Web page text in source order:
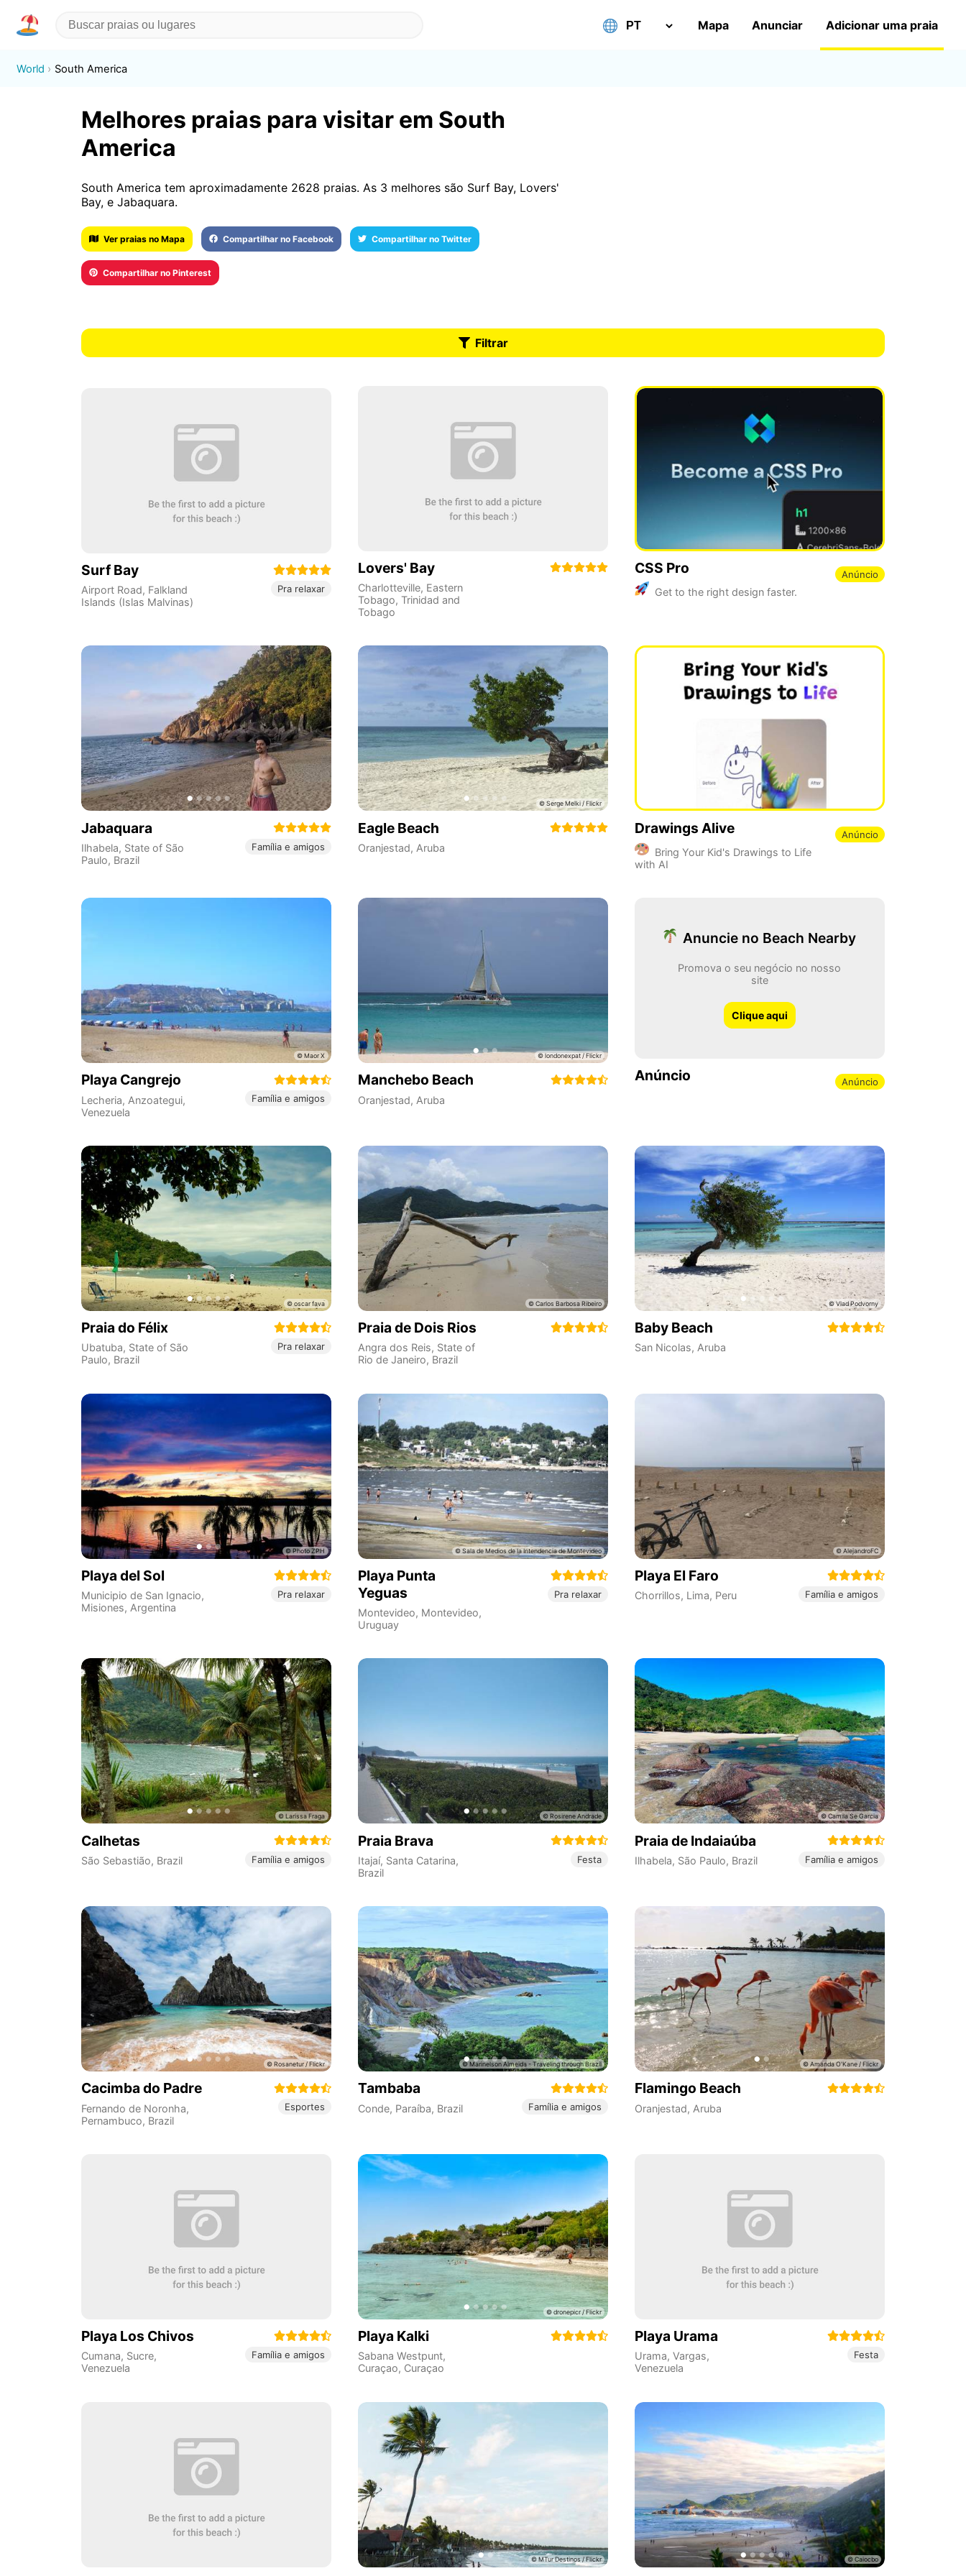
Mapa Anunciar Adicionar uma praia
World South America
Melhores praias para visitar em South
America
South America tem aproximadamente 2628 praias. As 3 melhores são Surf Bay, Lovers'
Bay, e Jabaquara.
Ver praias no Mapa Compartilhar no Facebook Compartilhar no Twitter
Compartilhar no Pinterest
Filtrar
Surf Bay
Airport Road, Falkland
Islands (Islas Malvinas)
Pra relaxar
Lovers' Bay
Charlotteville, Eastern
Tobago, Trinidad and
Tobago
CSS Pro
Get to the right design faster.
Anúncio
Jabaquara
Ilhabela, State of São
Paulo, Brazil
Família e amigos
Eagle Beach
Oranjestad, Aruba
Drawings Alive
Bring Your Kid's Drawings to Life
with AI
Anúncio
Playa Cangrejo
Lecheria, Anzoategui,
Venezuela
Família e amigos
Manchebo Beach
Oranjestad, Aruba
Anuncie no Beach Nearby
Promova o seu negócio no nosso
site
Clique aqui
Anúncio Anúncio
Praia do Félix
Ubatuba, State of São
Paulo, Brazil
Pra relaxar
Praia de Dois Rios
Angra dos Reis, State of
Rio de Janeiro, Brazil
Baby Beach
San Nicolas, Aruba
Playa del Sol
Municipio de San Ignacio,
Misiones, Argentina
Pra relaxar
Playa Punta
Yeguas
Montevideo, Montevideo,
Uruguay
Pra relaxar
Playa El Faro
Chorrillos, Lima, Peru Família e amigos
Calhetas
São Sebastião, Brazil Família e amigos
Praia Brava
Itajaí, Santa Catarina,
Brazil
Festa
Praia de Indaiaúba
Ilhabela, São Paulo, Brazil Família e amigos
Cacimba do Padre
Fernando de Noronha,
Pernambuco, Brazil
Esportes
Tambaba
Conde, Paraíba, Brazil Família e amigos
Flamingo Beach
Oranjestad, Aruba
Playa Los Chivos
Cumana, Sucre,
Venezuela
Família e amigos
Playa Kalki
Sabana Westpunt,
Curaçao, Curaçao
Playa Urama
Urama, Vargas,
Venezuela
Festa